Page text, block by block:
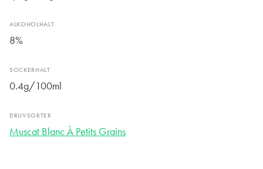
ALKOHOLHALT
8%
SOCKERHALT
0.4g/100ml
DRUVSORTER
Muscat Blanc À Petits Grains